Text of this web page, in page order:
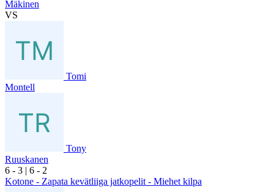
Mäkinen
VS
Tomi
Montell
Tony
Ruuskanen
6 - 3 | 6 - 2
Kotone - Zapata kevätliiga jatkopelit - Miehet kilpa